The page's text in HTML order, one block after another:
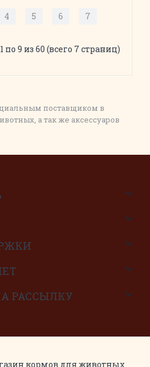
4 5 6
7
по 9 из 60 (всего 7 страниц)
поставщиком в
а так же аксессуаров
РАССЫЛКУ
кормов для животных